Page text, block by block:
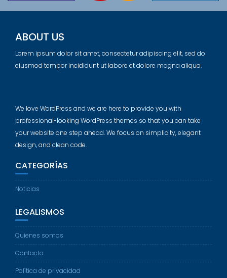
ABOUT US
Lorem ipsum dolor sit amet, consectetur adipiscing elit, sed do
eiusmod tempor incididunt ut labore et dolore magna aliqua.
We love WordPress and we are here to provide you with
professional-looking WordPress themes so that you can take
your website one step ahead. We focus on simplicity, elegant
design, and clean code.
CATEGORÍAS
Noticias
LEGALISMOS
Quienes somos
Contacto
Política de privacidad